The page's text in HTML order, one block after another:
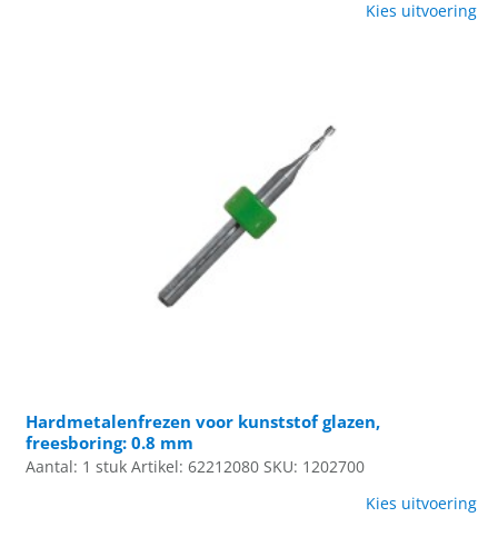
Kies uitvoering
Hardmetalenfrezen voor kunststof glazen,
freesboring: 0.8 mm
Aantal: 1 stuk Artikel: 62212080 SKU: 1202700
Kies uitvoering